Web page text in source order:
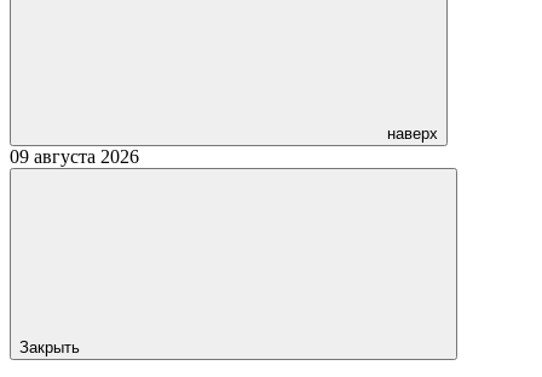
наверх
09 августа 2026
Закрыть